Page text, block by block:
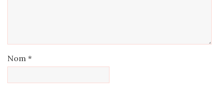
Nom *